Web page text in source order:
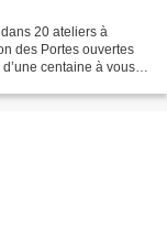
20 ateliers à
des Portes ouvertes
centaine à vous